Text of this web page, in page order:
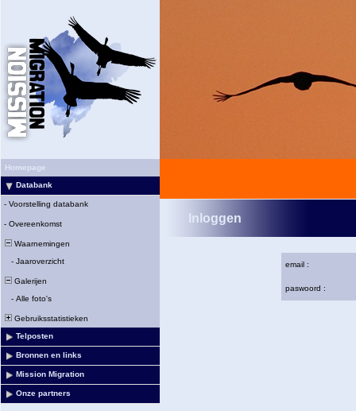
Homepage
Databank
- Voorstelling databank
- Overeenkomst
Waarnemingen
- Jaaroverzicht
Galerijen
- Alle foto's
Gebruiksstatistieken
Telposten
Bronnen en links
Mission Migration
Onze partners
Inloggen
email :
paswoord :